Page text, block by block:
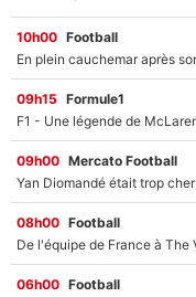
10h00 Football
09h15 Formule1
09h00 Mercato Football
08h00 Football
06h00 Football